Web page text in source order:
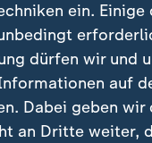
ein. Einige
dürfen wir und
auf
Dabei geben wir
an Dritte weiter,